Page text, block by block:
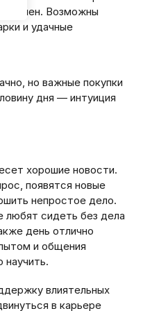
Возможны
и удачные
но важные покупки
дня — интуиция
хорошие новости.
появятся новые
непростое дело.
любят сидеть без дела
день отлично
и общения
влиятельных
в карьере